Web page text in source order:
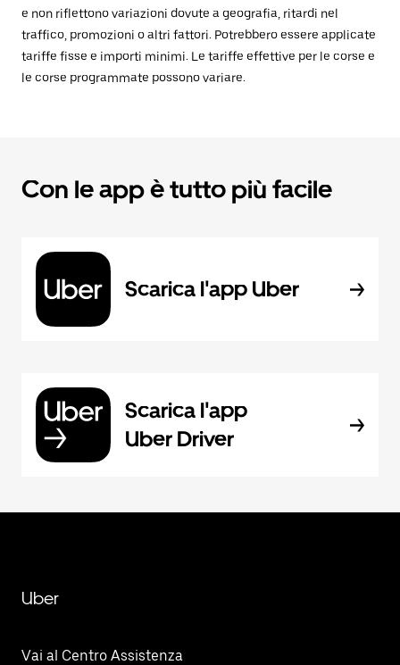
e non riflettono variazioni dovute a geografia, ritardi nel
traffico, promozioni o altri fattori. Potrebbero essere applicate
tariffe fisse e importi minimi. Le tariffe effettive per le corse e
le corse programmate possono variare.
Con le app è tutto più facile
Scarica l'app Uber
Scarica l'app
Uber Driver
Uber
Vai al Centro Assistenza